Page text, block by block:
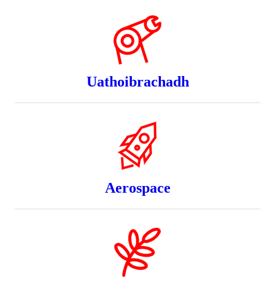
Uathoibrachadh
Aerospace